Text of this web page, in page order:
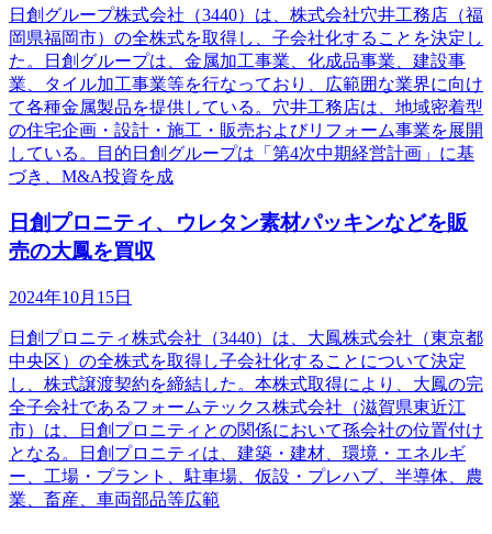
日創グループ株式会社（3440）は、株式会社穴井工務店（福
岡県福岡市）の全株式を取得し、子会社化することを決定し
た。日創グループは、金属加工事業、化成品事業、建設事
業、タイル加工事業等を行なっており、広範囲な業界に向け
て各種金属製品を提供している。穴井工務店は、地域密着型
の住宅企画・設計・施工・販売およびリフォーム事業を展開
している。目的日創グループは「第4次中期経営計画」に基
づき、M&A投資を成
日創プロニティ、ウレタン素材パッキンなどを販
売の大鳳を買収
2024年10月15日
日創プロニティ株式会社（3440）は、大鳳株式会社（東京都
中央区）の全株式を取得し子会社化することについて決定
し、株式譲渡契約を締結した。本株式取得により、大鳳の完
全子会社であるフォームテックス株式会社（滋賀県東近江
市）は、日創プロニティとの関係において孫会社の位置付け
となる。日創プロニティは、建築・建材、環境・エネルギ
ー、工場・プラント、駐車場、仮設・プレハブ、半導体、農
業、畜産、車両部品等広範